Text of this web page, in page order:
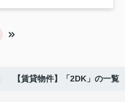
【賃貸物件】「2DK」の一覧